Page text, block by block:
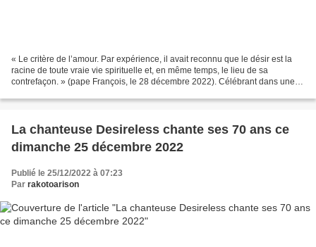
« Le critère de l’amour. Par expérience, il avait reconnu que le désir est la
racine de toute vraie vie spirituelle et, en même temps, le lieu de sa
contrefaçon. » (pape François, le 28 décembre 2022). Célébrant dans une
La chanteuse Desireless chante ses 70 ans ce
dimanche 25 décembre 2022
Publié le 25/12/2022 à 07:23
Par rakotoarison